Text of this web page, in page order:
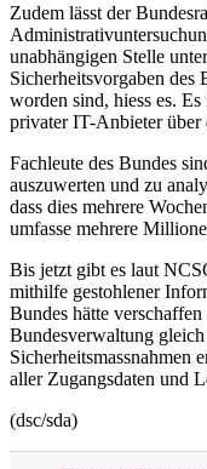
Zudem lässt der
unabhängigen Stelle
Sicherheitsvorgaben des
worden sind, hiess es.
privater IT-Anbieter über
Fachleute des Bundes
auszuwerten und zu
dass dies mehrere
umfasse mehrere
Bis jetzt gibt es laut
mithilfe gestohlener
Bundes hätte
Bundesverwaltung
Sicherheitsmassnahmen
aller Zugangsdaten und
(dsc/sda)